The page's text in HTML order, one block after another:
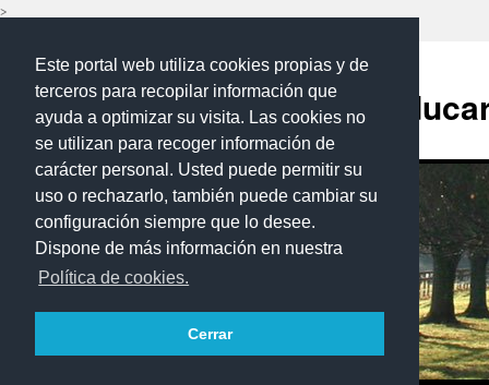
Este portal web utiliza cookies propias y de
terceros para recopilar información que
ayuda a optimizar su visita. Las cookies no
se utilizan para recoger información de
carácter personal. Usted puede permitir su
uso o rechazarlo, también puede cambiar su
configuración siempre que lo desee.
Dispone de más información en nuestra
Política de cookies.
Cerrar
>
contenido
Programa